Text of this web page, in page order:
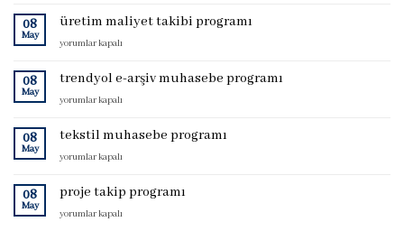
programı
08
May
üretim maliyet takibi programı
üretim
takibi
programı
için
yorumlar kapalı
08
May
trendyol e-arşiv muhasebe programı
trendyol
arşiv
programı
yorumlar kapalı
08
May
tekstil muhasebe programı
tekstil
programı
için
yorumlar kapalı
08
May
proje takip programı
proje
yorumlar kapalı